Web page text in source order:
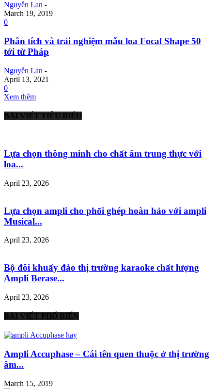
Nguyễn Lan -
March 19, 2019
0
Phân tích và trải nghiệm mẫu loa Focal Shape 50
tới từ Pháp
Nguyễn Lan -
April 13, 2021
0
Xem thêm
BÀI VIẾT TIÊU BIỂU
Lựa chọn thông minh cho chất âm trung thực với
loa...
April 23, 2026
Lựa chọn ampli cho phối ghép hoàn hảo với ampli
Musical...
April 23, 2026
Bộ đôi khuấy đảo thị trường karaoke chất lượng
Ampli Berase...
April 23, 2026
BÀI VIẾT PHỔ BIẾN
Ampli Accuphase – Cái tên quen thuộc ở thị trường
âm...
March 15, 2019